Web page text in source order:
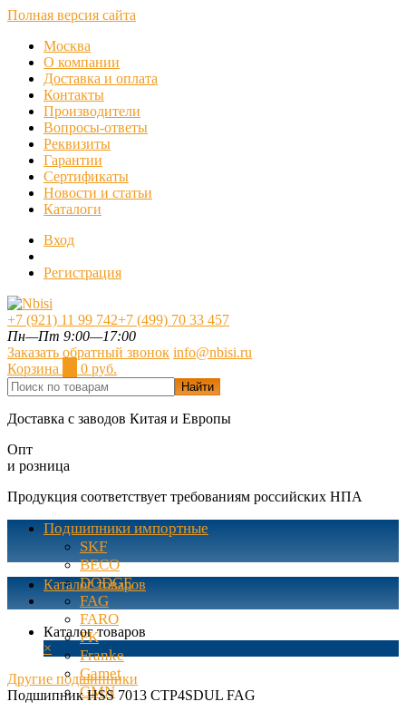
Полная версия сайта
Москва
О компании
Доставка и оплата
Контакты
Производители
Вопросы-ответы
Реквизиты
Гарантии
Сертификаты
Новости и статьи
Каталоги
Вход
Регистрация
+7 (921) 11 99 742+7 (499) 70 33 457
Пн—Пт 9:00—17:00
Заказать обратный звонок info@nbisi.ru
Корзина
0 руб.
Найти
Доставка с заводов Китая и Европы
Опт
и розница
Продукция соответствует требованиям российских НПА
Подшипники импортные
SKF
BECO
DODGE
FAG
FARO
FK
Franke
Gamet
GMN
Каталог товаров
Каталог товаров
×
Другие подшипники
Подшипник HSS 7013 CTP4SDUL FAG